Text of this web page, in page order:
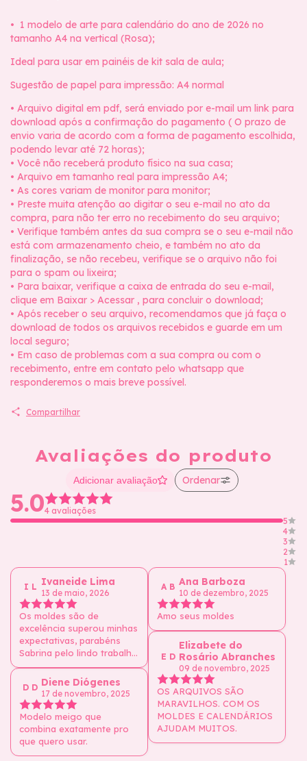
• 1 modelo de arte para calendário do ano de 2026 no
tamanho A4 na vertical (Rosa);
Ideal para usar em painéis de kit sala de aula;
Sugestão de papel para impressão: A4 normal
• Arquivo digital em pdf, será enviado por e-mail um link para
download após a confirmação do pagamento ( O prazo de
envio varia de acordo com a forma de pagamento escolhida,
podendo levar até 72 horas);
• Você não receberá produto físico na sua casa;
• Arquivo em tamanho real para impressão A4;
• As cores variam de monitor para monitor;
• Preste muita atenção ao digitar o seu e-mail no ato da
compra, para não ter erro no recebimento do seu arquivo;
• Verifique também antes da sua compra se o seu e-mail não
está com armazenamento cheio, e também no ato da
finalização, se não recebeu, verifique se o arquivo não foi
para o spam ou lixeira;
• Para baixar, verifique a caixa de entrada do seu e-mail,
clique em Baixar > Acessar , para concluir o download;
• Após receber o seu arquivo, recomendamos que já faça o
download de todos os arquivos recebidos e guarde em um
local seguro;
• Em caso de problemas com a sua compra ou com o
recebimento, entre em contato pelo whatsapp que
responderemos o mais breve possível.
Compartilhar
Avaliações do produto
Adicionar avaliação Ordenar
5.04 avaliações
5
4
3
2
1
I L Ivaneide Lima
13 de maio, 2026
Os moldes são de
excelência superou minhas
expectativas, parabéns
Sabrina pelo lindo trabalho
que vc exerce que Deus te
abençoe e que vc tenha
muito sucesso em suas
vendas porque vc tem um
lindo DOM que Deus te
deu pela arte
D D Diene Diógenes
17 de novembro, 2025
Modelo meigo que
combina exatamente pro
que quero usar.
A B Ana Barboza
10 de dezembro, 2025
Amo seus moldes
E D
Elizabete do
Rosário Abranches
09 de novembro, 2025
OS ARQUIVOS SÃO
MARAVILHOS. COM OS
MOLDES E CALENDÁRIOS
AJUDAM MUITOS.